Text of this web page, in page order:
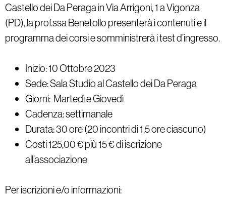
Castello dei Da Peraga in Via Arrigoni, 1 a Vigonza
(PD), la prof.ssa Benetollo presenterà i contenuti e il
programma dei corsi e somministrerà i test d’ingresso.
Inizio: 10 Ottobre 2023
Sede: Sala Studio al Castello dei Da Peraga
Giorni: Martedì e Giovedì
Cadenza: settimanale
Durata: 30 ore (20 incontri di 1,5 ore ciascuno)
Costi 125,00 € più 15 € di iscrizione
all’associazione
Per iscrizioni e/o informazioni: